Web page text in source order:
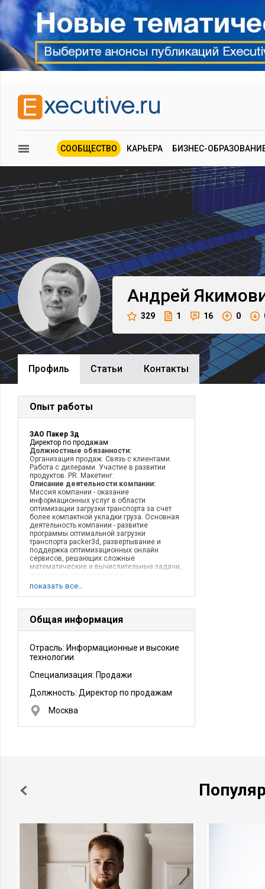
СООБЩЕСТВО КАРЬЕРА БИЗНЕС-
Андрей
329 1 16 0
Профиль Cтатьи Контакты
Опыт работы
ЗАО Пакер 3д
Директор по продажам
Должностные обязанности:
Организация продаж. Связь с клиентами.
Работа с дилерами. Участие в развитии
продуктов. PR. Макетинг.
Описание деятельности компании:
Миссия компании - оказание
информационных услуг в области
оптимизации загрузки транспорта за счет
более компактной укладки груза. Основная
деятельность компании - развитие
программы оптимальной загрузки
транспорта packer3d, развертывание и
поддержка оптимизационных онлайн
сервисов, решающих сложные
математические и вычислительные задачи,
информационные системы
наукоемких алгоритмов для решения
реальных, жизненных задач.
показать все…
Общая информация
Отрасль: Информационные и высокие
технологии
Специализация: Продажи
Должность: Директор по продажам
Москва